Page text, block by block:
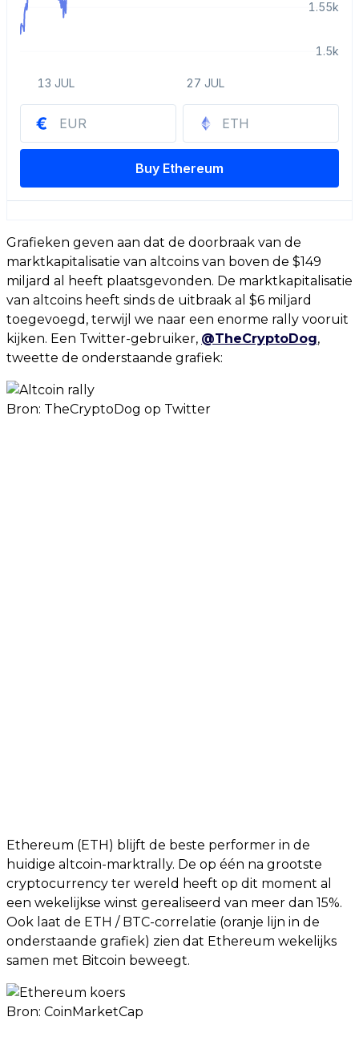
Grafieken geven aan dat de doorbraak van de
marktkapitalisatie van altcoins van boven de $149
miljard al heeft plaatsgevonden. De marktkapitalisatie
van altcoins heeft sinds de uitbraak al $6 miljard
toegevoegd, terwijl we naar een enorme rally vooruit
kijken. Een Twitter-gebruiker, @TheCryptoDog,
tweette de onderstaande grafiek:
Bron: TheCryptoDog op Twitter
Ethereum (ETH) blijft de beste performer in de
huidige altcoin-marktrally. De op één na grootste
cryptocurrency ter wereld heeft op dit moment al
een wekelijkse winst gerealiseerd van meer dan 15%.
Ook laat de ETH / BTC-correlatie (oranje lijn in de
onderstaande grafiek) zien dat Ethereum wekelijks
samen met Bitcoin beweegt.
Bron: CoinMarketCap